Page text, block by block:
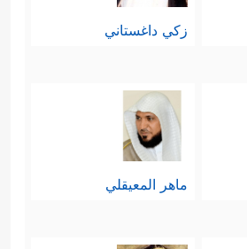
زكي داغستاني
ماهر المعيقلي